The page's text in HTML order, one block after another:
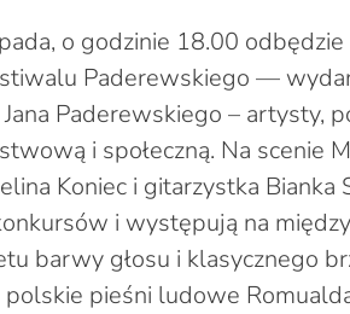
o godzinie 18.00
Paderewskiego —
Paderewskiego – artysty,
i społeczną. Na scenie
Koniec i gitarzystka Bianka
i występują na
barwy głosu i klasycznego
pieśni ludowe